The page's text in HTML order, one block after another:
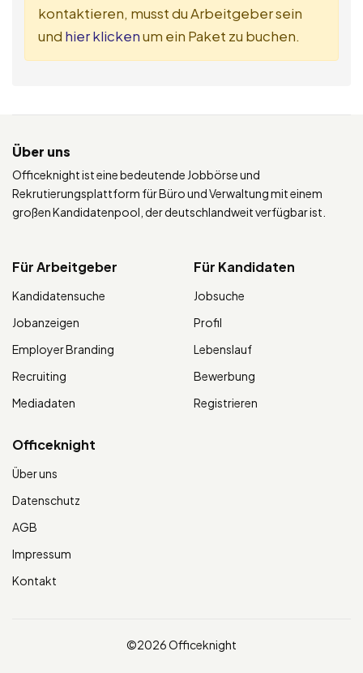
kontaktieren, musst du Arbeitgeber sein
und hier klickenum ein Paket zu buchen.
Über uns
Officeknight ist eine bedeutende Jobbörse und
Rekrutierungsplattform für Büro und Verwaltung mit einem
großen Kandidatenpool, der deutschlandweit verfügbar ist.
Für Arbeitgeber
Kandidatensuche
Jobanzeigen
Employer Branding
Recruiting
Mediadaten
Für Kandidaten
Jobsuche
Profil
Lebenslauf
Bewerbung
Registrieren
Officeknight
Über uns
Datenschutz
AGB
Impressum
Kontakt
©2026 Officeknight